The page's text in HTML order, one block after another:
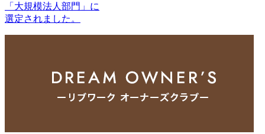
「大規模法人部門」に
選定されました。